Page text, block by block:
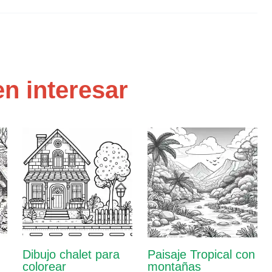
interesar
Dibujo chalet para
colorear
Paisaje Tropical con
montañas